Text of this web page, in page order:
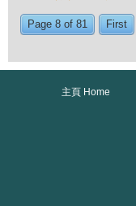
Page 8 of 81 First
主頁 Home